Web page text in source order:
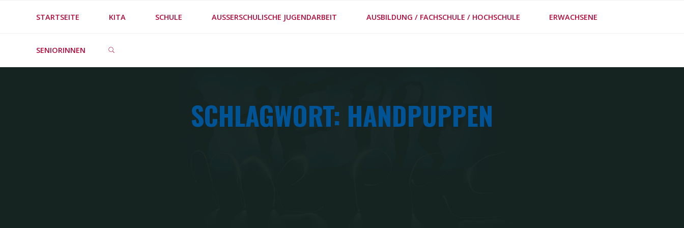
METHODENSTECKBRIEFE
STARTSEITE KITA SCHULE AUSSERSCHULISCHE JUGENDARBEIT AUSBILDUNG / FACHSCHULE / HOCHSCHULE ERWACHSENE
SENIORINNEN
SCHLAGWORT: HANDPUPPEN